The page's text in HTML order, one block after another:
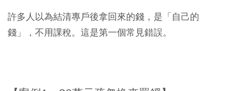
許多人以為結清專戶後拿回來的錢，是「自己的
錢」，不用課稅。這是第一個常見錯誤。